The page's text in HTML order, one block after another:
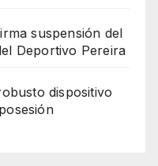
suspensión del
Deportivo Pereira
dispositivo